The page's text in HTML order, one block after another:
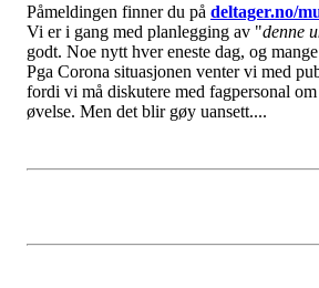
Påmeldingen finner du på deltager.no/
Vi er i gang med planlegging av "denne
godt. Noe nytt hver eneste dag, og
Pga Corona situasjonen venter vi med
fordi vi må diskutere med fagpersonal
øvelse. Men det blir gøy uansett....